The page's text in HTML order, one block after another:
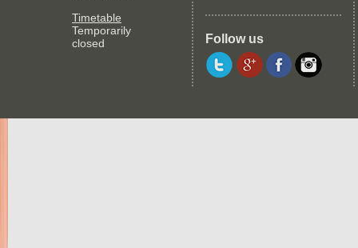
Timetable
Temporarily
closed
Follow us